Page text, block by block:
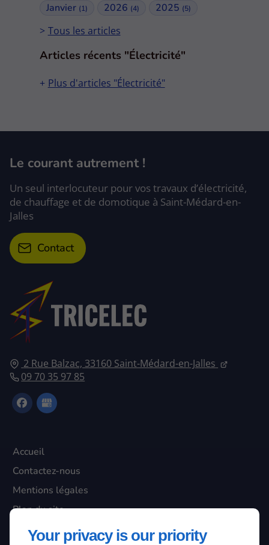
Your privacy is our priority
Janvier (1) 2026 (4) 2025 (5)
Tous les articles
Articles récents "Électricité"
Plus d'articles "Électricité"
2 Rue Balzac, 33160 Saint-Médard-en-Jalles
09 70 35 97 85
Accueil
Contactez-nous
Mentions légales
Plan du site
Le courant autrement !
Un seul interlocuteur pour vos travaux d’électricité,
de chauffage et de domotique à Saint-Médard-en-
Jalles
Contact